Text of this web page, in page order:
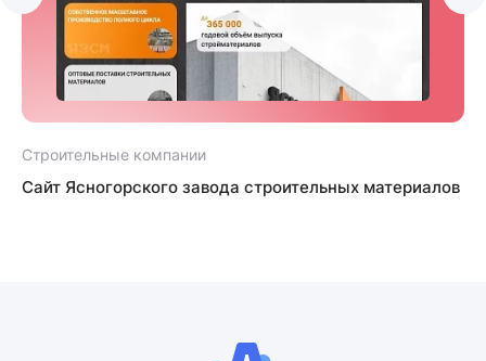
Строительные компании
Сайт Ясногорского завода строительных материалов